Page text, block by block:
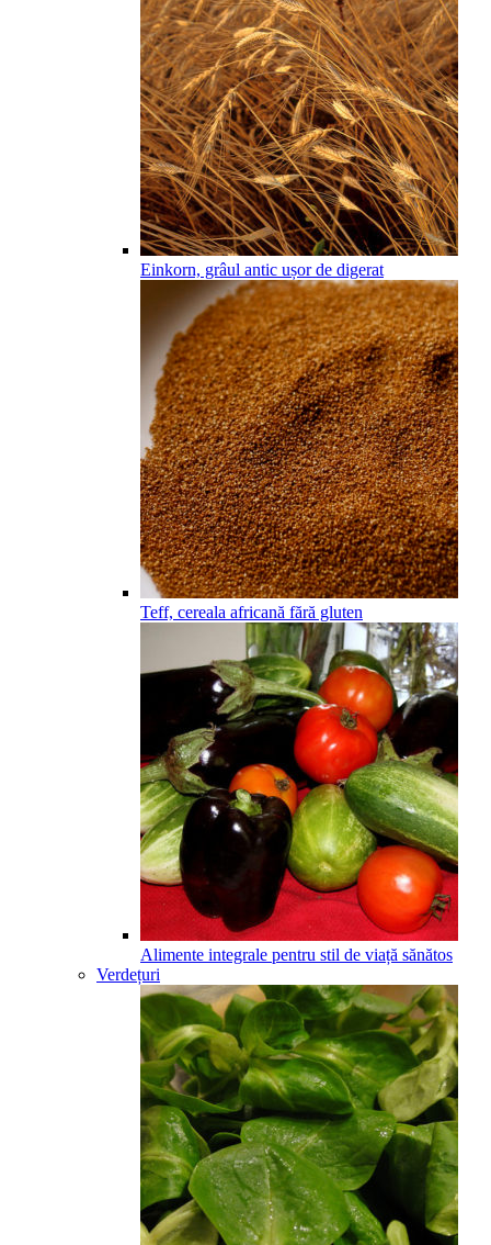
Einkorn, grâul antic ușor de digerat
Teff, cereala africană fără gluten
Alimente integrale pentru stil de viață sănătos
Verdețuri